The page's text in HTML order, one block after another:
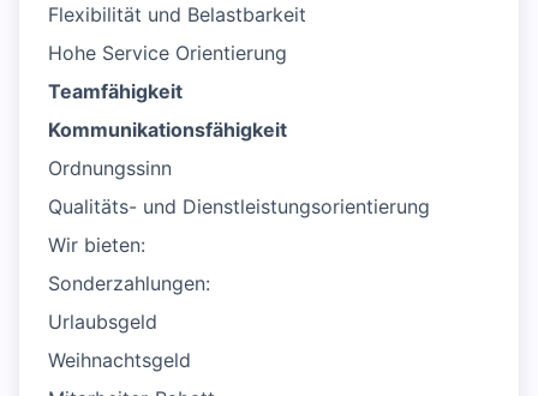
Flexibilität und Belastbarkeit
Hohe Service Orientierung
Teamfähigkeit
Kommunikationsfähigkeit
Ordnungssinn
Qualitäts- und Dienstleistungsorientierung
Wir bieten:
Sonderzahlungen:
Urlaubsgeld
Weihnachtsgeld